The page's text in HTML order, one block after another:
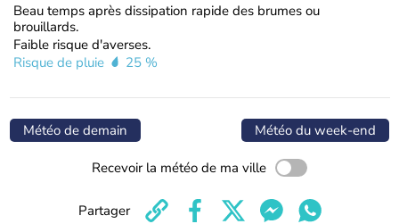
Beau temps après dissipation rapide des brumes ou
brouillards.
Faible risque d'averses.
Risque de pluie
25 %
Météo de demain Météo du week-end
Recevoir la météo de ma ville
Partager